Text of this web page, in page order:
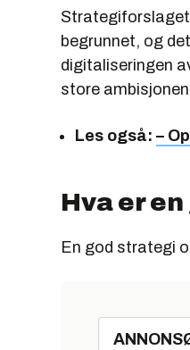
begrunnet, og
digitaliseringen
store
Les også: –
Hva er
En god strategi